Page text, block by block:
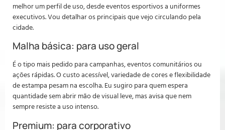
melhor um perfil de uso, desde eventos esportivos a uniformes
executivos. Vou detalhar os principais que vejo circulando pela
cidade.
Malha básica: para uso geral
É o tipo mais pedido para campanhas, eventos comunitários ou
ações rápidas. O custo acessível, variedade de cores e flexibilidade
de estampa pesam na escolha. Eu sugiro para quem espera
quantidade sem abrir mão de visual leve, mas avisa que nem
sempre resiste a uso intenso.
Premium: para corporativo